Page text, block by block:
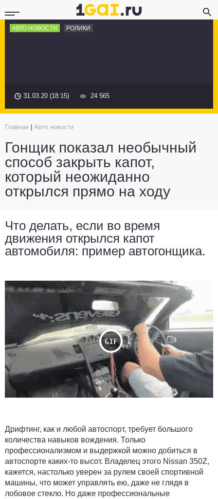
АВТО НОВОСТИ РОЛИКИ
31.03.20 (18:15) 24 565
Главная Авто новости
Гонщик показал необычный
способ закрыть капот,
который неожиданно
открылся прямо на ходу
Что делать, если во время
движения открылся капот
автомобиля: пример автогонщика.
Дрифтинг, как и любой автоспорт, требует большого
количества навыков вождения. Только
профессионализмом и выдержкой можно добиться в
автоспорте каких-то высот. Владелец этого Nissan 350Z,
кажется, настолько уверен за рулем своей спортивной
машины, что может управлять ею, даже не глядя в
лобовое стекло. Но даже профессиональные